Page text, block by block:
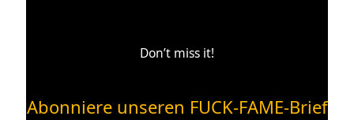
Don’t miss it!
Abonniere unseren FUCK-FAME-Brief